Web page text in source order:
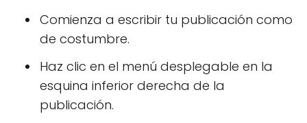
Comienza a escribir tu publicación como
de costumbre.
Haz clic en el menú desplegable en la
esquina inferior derecha de la
publicación.